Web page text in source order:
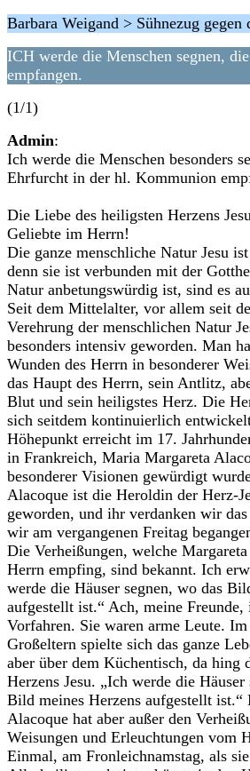
Barbara Weigand > Sühnezug
ICH werde die Menschen segnen,
empfangen.
(1/1)
Admin:
Ich werde die Menschen besonders
Ehrfurcht in der hl. Kommunion
Die Liebe des heiligsten Herzens
Geliebte im Herrn!
Die ganze menschliche Natur Jesu
denn sie ist verbunden mit der
Natur anbetungswürdig ist, sind es
Seit dem Mittelalter, vor allem seit
Verehrung der menschlichen Natur
besonders intensiv geworden. Man
Wunden des Herrn in besonderer
das Haupt des Herrn, sein Antlitz,
Blut und sein heiligstes Herz. Die
sich seitdem kontinuierlich
Höhepunkt erreicht im 17.
in Frankreich, Maria Margareta
besonderer Visionen gewürdigt
Alacoque ist die Heroldin der Herz-
geworden, und ihr verdanken wir
wir am vergangenen Freitag
Die Verheißungen, welche
Herrn empfing, sind bekannt. Ich
werde die Häuser segnen, wo das
aufgestellt ist.“ Ach, meine Freunde,
Vorfahren. Sie waren arme Leute.
Großeltern spielte sich das ganze
aber über dem Küchentisch, da hing
Herzens Jesu. „Ich werde die Häuser
Bild meines Herzens aufgestellt ist.“
Alacoque hat aber außer den
Weisungen und Erleuchtungen vom
Einmal, am Fronleichnamstag, als